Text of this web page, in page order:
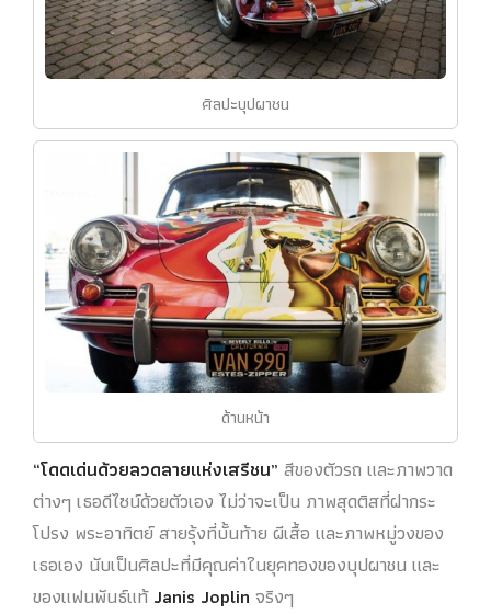
ศิลปะบุปผาชน
ด้านหน้า
“โดดเด่นด้วยลวดลายแห่งเสรีชน” สีของตัวรถ และภาพวาด
ต่างๆ เธอดีไซน์ด้วยตัวเอง ไม่ว่าจะเป็น ภาพสุดติสที่ฝากระ
โปรง พระอาทิตย์ สายรุ้งที่บั้นท้าย ผีเสื้อ และภาพหมู่วงของ
เธอเอง นับเป็นศิลปะที่มีคุณค่าในยุคทองของบุปผาชน และ
ของแฟนพันธ์แท้Janis Joplin จริงๆ